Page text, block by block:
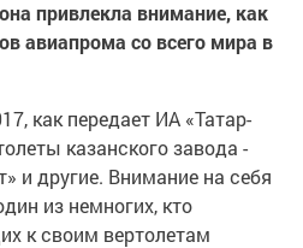
привлекла внимание, как
авиапрома со всего мира в
как передает ИА «Татар-
казанского завода -
и другие. Внимание на себя
из немногих, кто
к своим вертолетам